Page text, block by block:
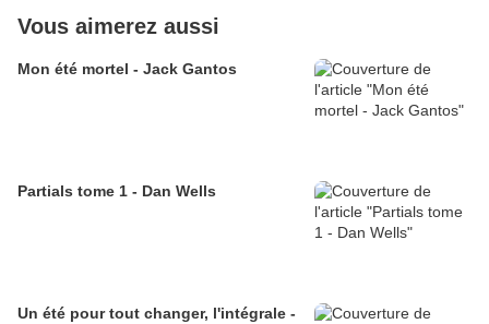
Vous aimerez aussi
Mon été mortel - Jack Gantos
Partials tome 1 - Dan Wells
Un été pour tout changer, l'intégrale -